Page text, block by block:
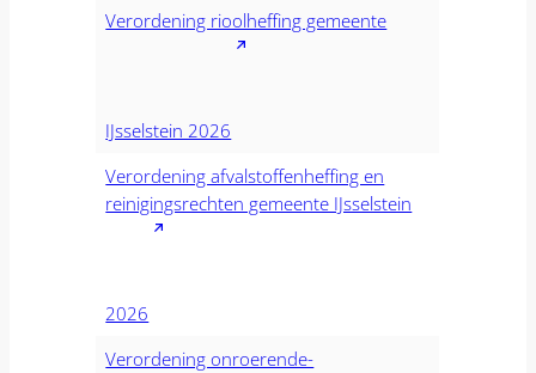
Verordening rioolheffing gemeente
IJsselstein 2026
Verordening afvalstoffenheffing en
reinigingsrechten gemeente IJsselstein
2026
Verordening onroerende-